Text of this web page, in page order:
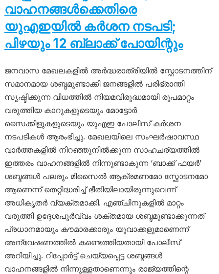
വാഹനങ്ങൾക്കെതിരെ
യുഎഇയിൽ കർശന നടപടി;
പിഴയും 12 ബ്ലാക്ക് പോയിന്റും
ജനവാസ മേഖലകളിൽ അർദ്ധരാത്രിയിൽ സ്ഫോടനത്തിന്
സമാനമായ ശബ്ദമുണ്ടാക്കി ജനങ്ങളിൽ പരിഭ്രാന്തി
സൃഷ്ടിക്കുന്ന വിധത്തിൽ നിയമവിരുദ്ധമായി രൂപമാറ്റം
വരുത്തിയ കാറുകളുടെയും മോട്ടോർ
സൈക്കിളുകളുടെയും യുഎഇ പോലീസ് കർശന
നടപടികൾ ആരംഭിച്ചു. മേഖലയിലെ സംഘർഷാവസ്ഥ
വാർത്തകളിൽ നിറഞ്ഞുനിൽക്കുന്ന സാഹചര്യത്തിൽ
ഇത്തരം വാഹനങ്ങളിൽ നിന്നുണ്ടാകുന്ന ‘ബാക്ക് ഫയർ’
ശബ്ദങ്ങൾ പലരും മിസൈൽ ആക്രമണമോ സ്ഫോടനമോ
ആണെന്ന് തെറ്റിദ്ധരിച്ച് ഭീതിയിലായിരുന്നുവെന്ന്
അധികൃതർ വ്യക്തമാക്കി. എഞ്ചിനുകളിൽ മാറ്റം
വരുത്തി ഉദ്ദേശപൂർവ്വം ശക്തമായ ശബ്ദമുണ്ടാക്കുന്നത്
പ്രധാനമായും കൗമാരക്കാരും യുവാക്കളുമാണെന്ന്
അന്വേഷണത്തിൽ കണ്ടെത്തിയതായി പോലീസ്
അറിയിച്ചു. റിപ്പോർട്ട് ചെയ്യപ്പെട്ട ശബ്ദങ്ങൾ
വാഹനങ്ങളിൽ നിന്നുള്ളതാണെന്നും രാജ്യത്തിന്റെ